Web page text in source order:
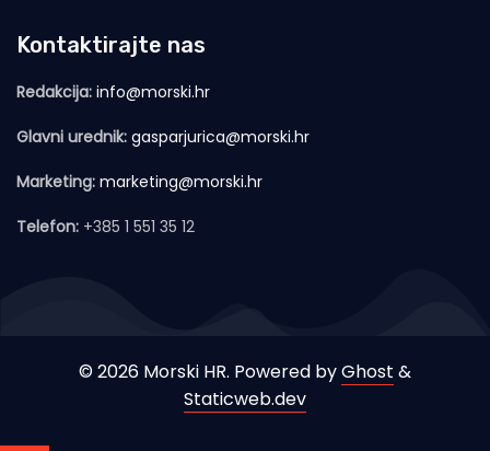
Kontaktirajte nas
Redakcija: info@morski.hr
Glavni urednik: gasparjurica@morski.hr
Marketing: marketing@morski.hr
Telefon: +385 1 551 35 12
© 2026 Morski HR. Powered byGhost &
Staticweb.dev